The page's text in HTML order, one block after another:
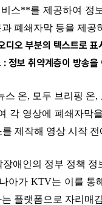
스**를 제공하여 정
폐쇄자막 등을 제
디오 부분의 텍스트로 표
취약계층이 방송을
온, 모두 브리핑 온
각 영상에 폐쇄자막
제작해 영상 시작
애인의 정부 정책
아가 KTV는 이를
플랫폼으로 자리매